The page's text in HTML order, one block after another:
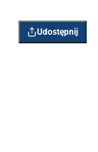
Udostępnij